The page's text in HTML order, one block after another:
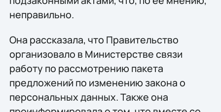
неправильно.
Она рассказала, что Правительство
организовало в Министерстве связи
работу по рассмотрению пакета
предложений по изменению закона о
персональных данных. Также она